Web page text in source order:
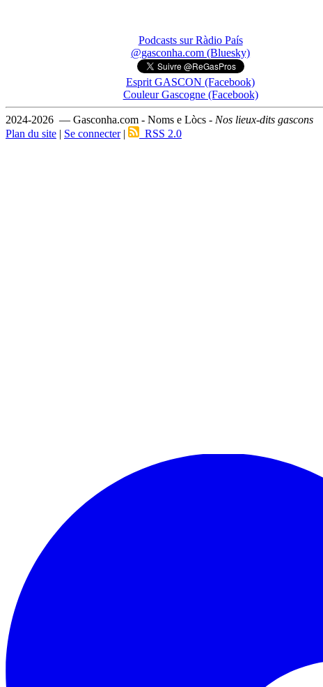
Podcasts sur Ràdio País
@gasconha.com (Bluesky)
Esprit GASCON (Facebook)
Couleur Gascogne (Facebook)
2024-2026 — Gasconha.com - Noms e Lòcs - Nos lieux-dits gascons
Plan du site | Se connecter| RSS 2.0